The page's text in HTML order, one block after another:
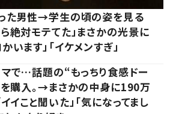
た男性→学生の頃の姿を見る
絶対モテてた」まさかの光景に
います」「イケメンすぎ」
マで…話題の“もっちり食感ドー
購入。→まさかの中身に190万
イこと聞いた」「気になってまし